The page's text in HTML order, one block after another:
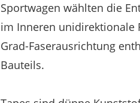
Sportwagen wählten die
im Inneren unidirektionale
Grad-Faserausrichtung
Bauteils.